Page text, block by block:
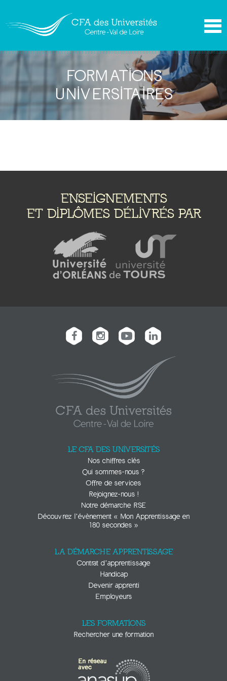
FORMATIONS
UNIVERSITAIRES
ENSEIGNEMENTS
ET DIPLÔMES DÉLIVRÉS PAR
LE CFA DES UNIVERSITÉS
Nos chiffres clés
Qui sommes-nous ?
Offre de services
Rejoignez-nous !
Notre démarche RSE
Découvrez l’évènement « Mon Apprentissage en
180 secondes »
LA DÉMARCHE APPRENTISSAGE
Contrat d’apprentissage
Handicap
Devenir apprenti
Employeurs
LES FORMATIONS
Rechercher une formation